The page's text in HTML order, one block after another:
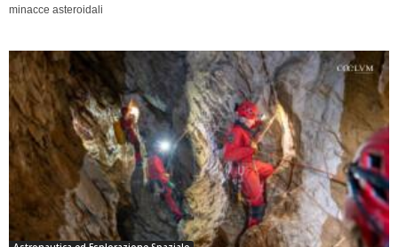
minacce asteroidali